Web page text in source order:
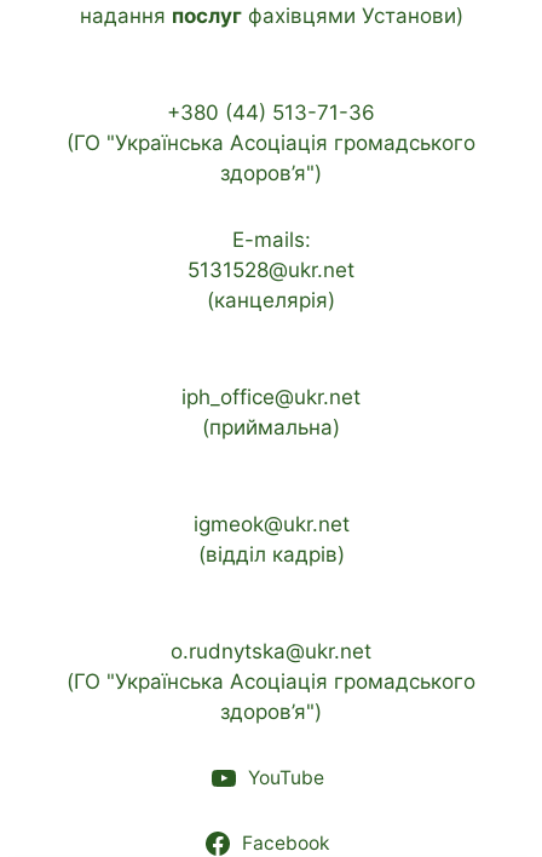
надання послугфахівцями Установи)
+380 (44) 513-71-36
(ГО "Українська Асоціація громадського
здоров’я")
E-mails:
5131528@ukr.net
(канцелярія)
iph_office@ukr.net
(приймальна)
igmeok@ukr.net
(відділ кадрів)
o.rudnytska@ukr.net
(ГО "Українська Асоціація громадського
здоров’я")
YouTube
Facebook